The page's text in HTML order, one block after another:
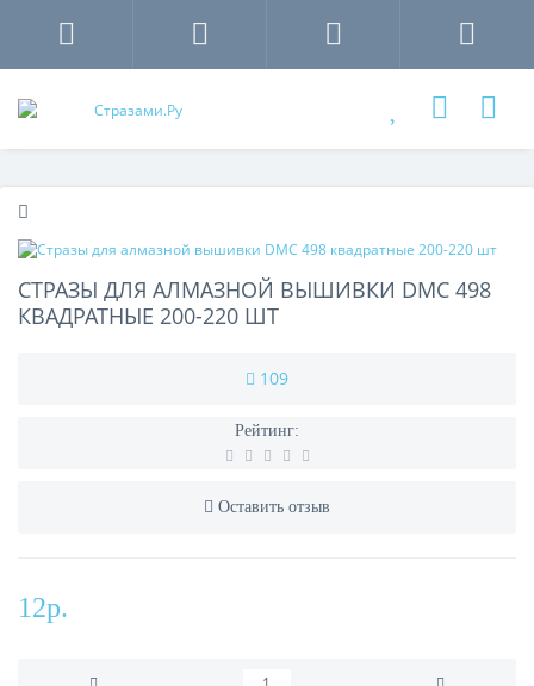
СТРАЗЫ ДЛЯ АЛМАЗНОЙ ВЫШИВКИ DMC 498
КВАДРАТНЫЕ 200-220 ШТ
109
Рейтинг:
Оставить отзыв
12р.